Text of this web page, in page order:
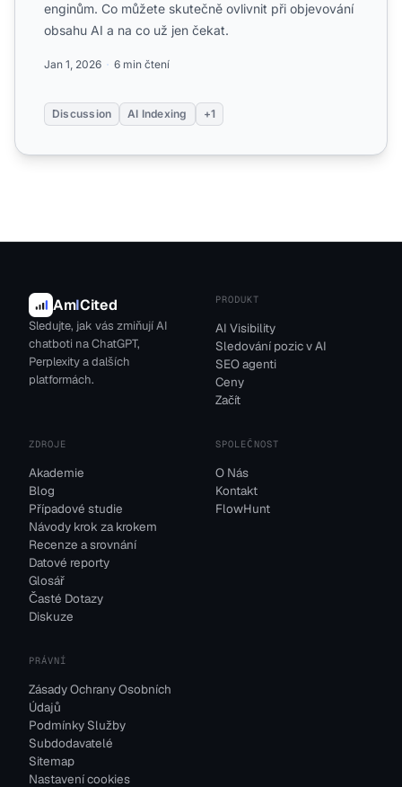
enginům. Co můžete skutečně ovlivnit při objevování
obsahu AI a na co už jen čekat.
Jan 1, 2026 6 min čtení
Discussion AI Indexing +1
AmICited
Sledujte, jak vás zmiňují AI
chatboti na ChatGPT,
Perplexity a dalších
platformách.
PRODUKT
AI Visibility
Sledování pozic v AI
SEO agenti
Ceny
Začít
ZDROJE
Akademie
Blog
Případové studie
Návody krok za krokem
Recenze a srovnání
Datové reporty
Glosář
Časté Dotazy
Diskuze
SPOLEČNOST
O Nás
Kontakt
FlowHunt
PRÁVNÍ
Zásady Ochrany Osobních
Údajů
Podmínky Služby
Subdodavatelé
Sitemap
Nastavení cookies